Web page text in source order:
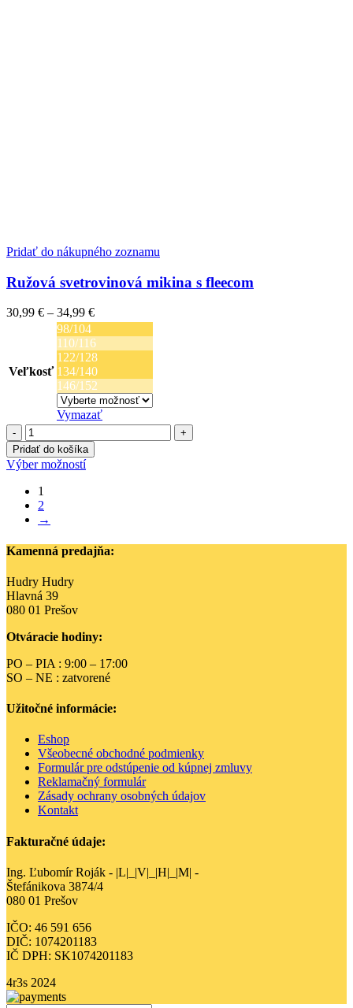
Pridať do nákupného zoznamu
Ružová svetrovinová mikina s fleecom
30,99 € – 34,99 €Price
range:
30,99 €
through
34,99 €
Veľkosť
98/104
110/116
122/128
134/140
146/152
Vymazať
množstvo
Ružová
svetrovinová
mikina
s
fleecom
Pridať do košíka
Výber možnostíTento
si
1
2
→
Kamenná predajňa:
Hudry Hudry
Hlavná 39
080 01 Prešov
Otváracie hodiny:
PO – PIA : 9:00 – 17:00
SO – NE : zatvorené
Užitočné informácie:
Eshop
Všeobecné obchodné podmienky
Formulár pre odstúpenie od kúpnej zmluvy
Reklamačný formulár
Zásady ochrany osobných údajov
Kontakt
Fakturačné údaje:
Ing. Ľubomír Roják - |L|_|V|_|H|_|M| -
Štefánikova 3874/4
080 01 Prešov
IČO: 46 591 656
DIČ: 1074201183
IČ DPH: SK1074201183
4r3s 2024